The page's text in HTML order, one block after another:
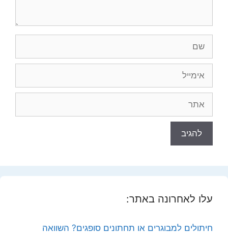
עלו לאחרונה באתר:
חיתולים למבוגרים או תחתונים סופגים? השוואה